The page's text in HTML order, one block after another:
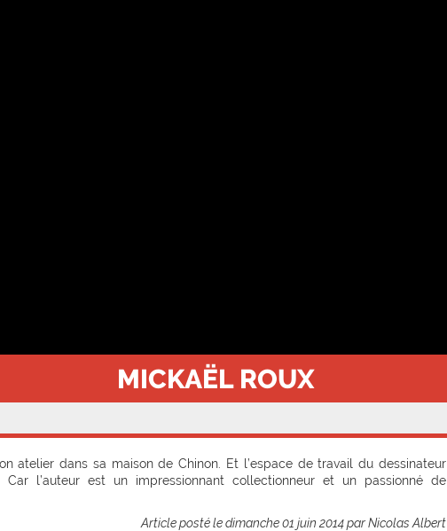
MICKAËL ROUX
atelier dans sa maison de Chinon. Et l’espace de travail du dessinateur
l’auteur est un impressionnant collectionneur et un passionné de
Article posté le dimanche 01 juin 2014 par Nicolas Albert